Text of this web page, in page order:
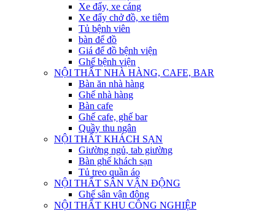
Xe đẩy, xe cáng
Xe đẩy chở đồ, xe tiêm
Tủ bệnh viên
bàn để đồ
Giá để đồ bệnh viện
Ghế bệnh viện
NỘI THẤT NHÀ HÀNG, CAFE, BAR
Bàn ăn nhà hàng
Ghế nhà hàng
Bàn cafe
Ghế cafe, ghế bar
Quầy thu ngân
NỘI THẤT KHÁCH SẠN
Giường ngủ, tab giường
Bàn ghế khách sạn
Tủ treo quần áo
NỘI THẤT SÂN VẬN ĐỘNG
Ghế sân vận động
NỘI THẤT KHU CÔNG NGHIỆP